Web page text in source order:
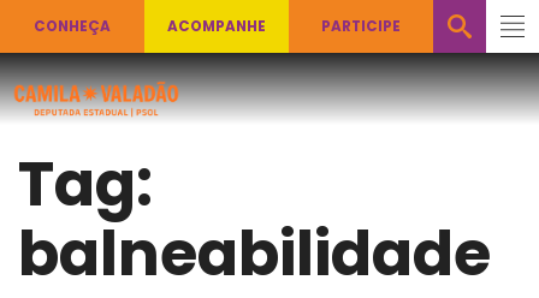
CONHEÇA ACOMPANHE PARTICIPE
Tag:
balneabilidade